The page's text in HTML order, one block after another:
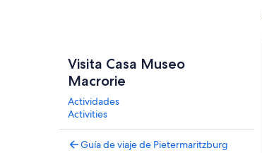
Visita Casa Museo
Macrorie
Actividades
Activities
Guía de viaje de Pietermaritzburg